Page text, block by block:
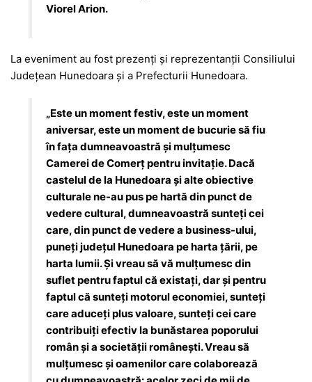
Viorel Arion.
La eveniment au fost prezenți și reprezentanții Consiliului
Județean Hunedoara și a Prefecturii Hunedoara.
„Este un moment festiv, este un moment
aniversar, este un moment de bucurie să fiu
în fața dumneavoastră și mulțumesc
Camerei de Comerț pentru invitație. Dacă
castelul de la Hunedoara și alte obiective
culturale ne-au pus pe hartă din punct de
vedere cultural, dumneavoastră sunteți cei
care, din punct de vedere a business-ului,
puneți județul Hunedoara pe harta țării, pe
harta lumii. Și vreau să vă mulțumesc din
suflet pentru faptul că existați, dar și pentru
faptul că sunteți motorul economiei, sunteți
care aduceți plus valoare, sunteți cei care
contribuiți efectiv la bunăstarea poporului
român și a societății românești. Vreau să
mulțumesc și oamenilor care colaborează